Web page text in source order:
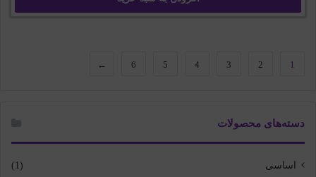
1
2
3
4
5
6
←
دسته‌های محصولات
اساسی (1)